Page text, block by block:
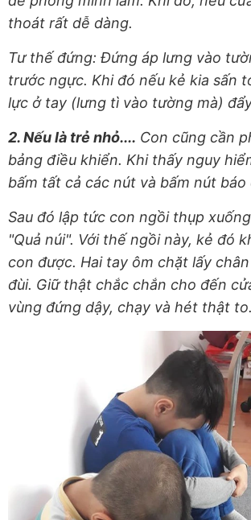
thoát rất dễ dàng.
Tư thế đứng: Đứng áp lưng vào
trước ngực. Khi đó nếu kẻ kia sấn
lực ở tay (lưng tì vào tường mà)
2. Nếu là trẻ nhỏ.... Con cũng cần
bảng điều khiển. Khi thấy nguy
bấm tất cả các nút và bấm nút báo
Sau đó lập tức con ngồi thụp
"Quả núi". Với thế ngồi này, kẻ đó
con được. Hai tay ôm chặt lấy
đùi. Giữ thật chắc chắn cho đến
vùng đứng dậy, chạy và hét thật to.